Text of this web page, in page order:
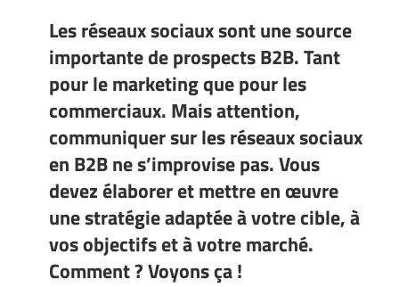
Les réseaux sociaux sont une source
importante de prospects B2B. Tant
pour le marketing que pour les
commerciaux. Mais attention,
communiquer sur les réseaux sociaux
en B2B ne s’improvise pas. Vous
devez élaborer et mettre en œuvre
une stratégie adaptée à votre cible, à
vos objectifs et à votre marché.
Comment ? Voyons ça !